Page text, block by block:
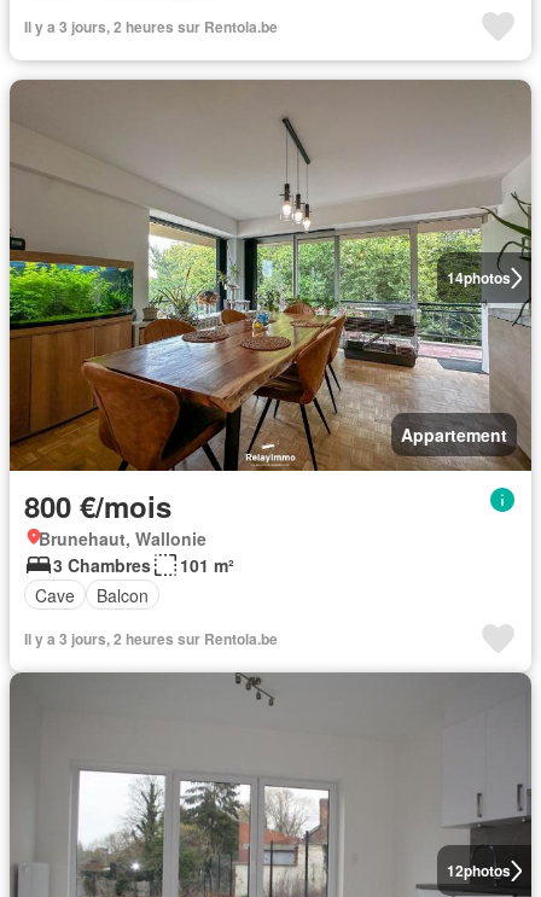
Il y a 3 jours, 2 heures sur Rentola.be
14photos
Appartement
800 €/mois
Brunehaut, Wallonie
3 Chambres
101 m²
Cave
Balcon
Il y a 3 jours, 2 heures sur Rentola.be
12photos